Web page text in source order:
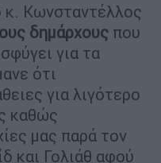
κ. Κωνσταντέλλος
δημάρχους που
για τα
ότι
για λιγότερο
καθώς
μας παρά τον
και Γολιάθ αφού